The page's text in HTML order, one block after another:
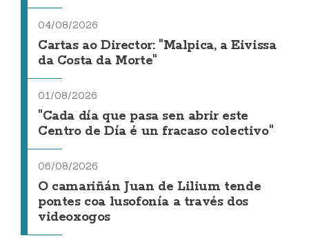
04/08/2026
Cartas ao Director: "Malpica, a Eivissa
da Costa da Morte"
01/08/2026
"Cada día que pasa sen abrir este
Centro de Día é un fracaso colectivo"
06/08/2026
O camariñán Juan de Lilium tende
pontes coa lusofonía a través dos
videoxogos